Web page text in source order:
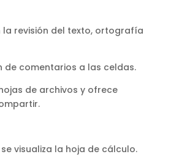
la revisión del texto, ortografía
de comentarios a las celdas.
de archivos y ofrece
visualiza la hoja de cálculo.